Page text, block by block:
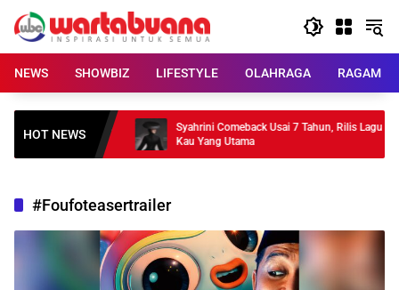
content
NEWS
SHOWBIZ LIFESTYLE OLAHRAGA RAGAM
HOT NEWS
Tahun, Bawa The
Syahrini Comeback Usai 7 Tahun, Rilis Lagu
Kau Yang Utama
#Foufoteasertrailer